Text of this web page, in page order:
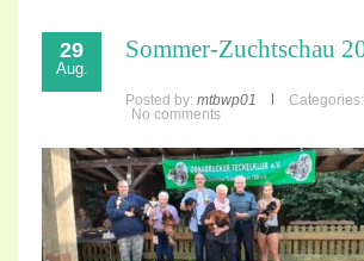
29
Aug.
Sommer-Zuchtschau
Posted by: mtbwp01 Categories:
No comments